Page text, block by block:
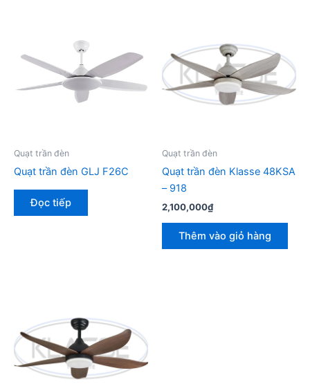
Quạt trần đèn
Quạt trần đèn GLJ F26C
Đọc tiếp
Quạt trần đèn
Quạt trần đèn Klasse 48KSA
– 918
2,100,000₫
Thêm vào giỏ hàng